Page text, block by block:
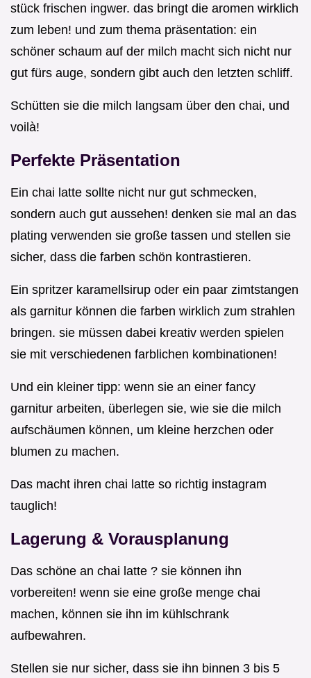
stück frischen ingwer. das bringt die aromen wirklich
zum leben! und zum thema präsentation: ein
schöner schaum auf der milch macht sich nicht nur
gut fürs auge, sondern gibt auch den letzten schliff.
Schütten sie die milch langsam über den chai, und
voilà!
Perfekte Präsentation
Ein chai latte sollte nicht nur gut schmecken,
sondern auch gut aussehen! denken sie mal an das
plating verwenden sie große tassen und stellen sie
sicher, dass die farben schön kontrastieren.
Ein spritzer karamellsirup oder ein paar zimtstangen
als garnitur können die farben wirklich zum strahlen
bringen. sie müssen dabei kreativ werden spielen
sie mit verschiedenen farblichen kombinationen!
Und ein kleiner tipp: wenn sie an einer fancy
garnitur arbeiten, überlegen sie, wie sie die milch
aufschäumen können, um kleine herzchen oder
blumen zu machen.
Das macht ihren chai latte so richtig instagram
tauglich!
Lagerung & Vorausplanung
Das schöne an chai latte ? sie können ihn
vorbereiten! wenn sie eine große menge chai
machen, können sie ihn im kühlschrank
aufbewahren.
Stellen sie nur sicher, dass sie ihn binnen 3 bis 5